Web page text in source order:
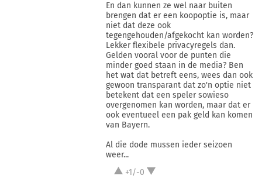
En dan kunnen ze wel naar buiten
brengen dat er een koopoptie is, maar
niet dat deze ook
tegengehouden/afgekocht kan worden?
Lekker flexibele privacyregels dan.
Gelden vooral voor de punten die
minder goed staan in de media? Ben
het wat dat betreft eens, wees dan ook
gewoon transparant dat zo'n optie niet
betekent dat een speler sowieso
overgenomen kan worden, maar dat er
ook eventueel een pak geld kan komen
van Bayern.
Al die dode mussen ieder seizoen
weer...
+1/-0